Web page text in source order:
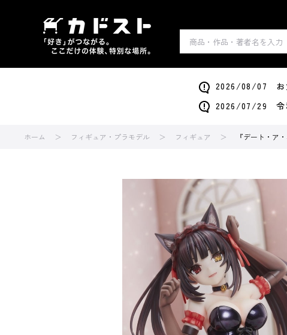
2026/08/07 お
2026/07/29 令
ホーム フィギュア・プラモデル フィギュア 『デート・ア